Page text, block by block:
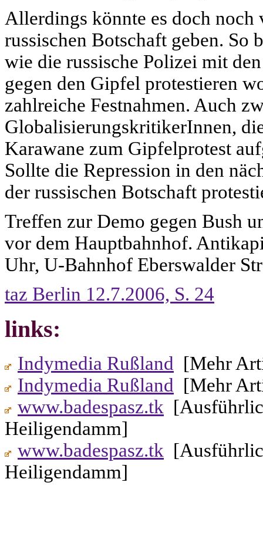
Allerdings könnte es doch
russischen Botschaft geben. So
wie die russische Polizei mit
gegen den Gipfel protestieren
zahlreiche Festnahmen. Auch
GlobalisierungskritikerInnen,
Karawane zum Gipfelprotest
Sollte die Repression in den
der russischen Botschaft
Treffen zur Demo gegen Bush
vor dem Hauptbahnhof.
Uhr, U-Bahnhof Eberswalder
taz Berlin 12.7.2006, S. 24
links:
Indymedia Rußland [Mehr
Indymedia Rußland [Mehr
www.badespasz.tk
Heiligendamm]
www.badespasz.tk
Heiligendamm]